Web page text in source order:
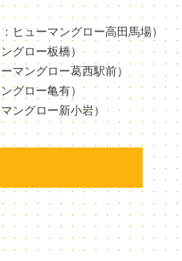
ヒューマングロー高田馬場）
グロー板橋）
ーマングロー葛西駅前）
グロー亀有）
ングロー新小岩）